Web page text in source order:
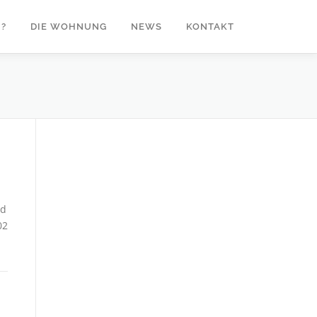
DIE WOHNUNG NEWS KONTAKT